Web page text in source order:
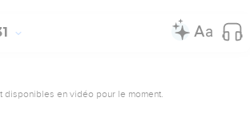
disponibles en vidéo pour le moment.